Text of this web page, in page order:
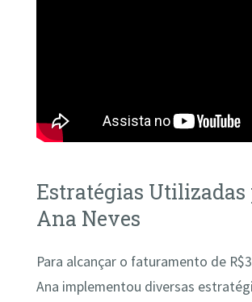
Estratégias Utilizadas
Ana Neves
Para alcançar o faturamento de
Ana implementou diversas